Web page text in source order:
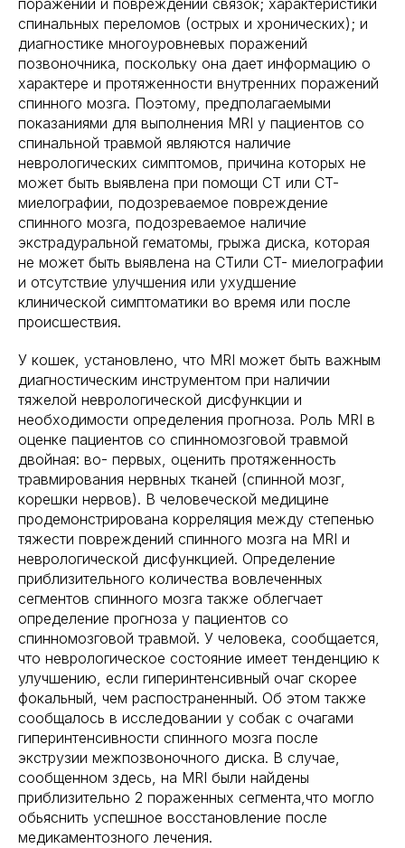
поражений и повреждений связок; характеристики
спинальных переломов (острых и хронических); и
диагностике многоуровневых поражений
позвоночника, поскольку она дает информацию о
характере и протяженности внутренних поражений
спинного мозга. Поэтому, предполагаемыми
показаниями для выполнения MRI у пациентов со
спинальной травмой являются наличие
неврологических симптомов, причина которых не
может быть выявлена при помощи CT или CT-
миелографии, подозреваемое повреждение
спинного мозга, подозреваемое наличие
экстрадуральной гематомы, грыжа диска, которая
не может быть выявлена на CTили CT- миелографии
и отсутствие улучшения или ухудшение
клинической симптоматики во время или после
происшествия.
У кошек, установлено, что MRI может быть важным
диагностическим инструментом при наличии
тяжелой неврологической дисфункции и
необходимости определения прогноза. Роль MRI в
оценке пациентов со спинномозговой травмой
двойная: во- первых, оценить протяженность
травмирования нервных тканей (спинной мозг,
корешки нервов). В человеческой медицине
продемонстрирована корреляция между степенью
тяжести повреждений спинного мозга на MRI и
неврологической дисфункцией. Определение
приблизительного количества вовлеченных
сегментов спинного мозга также облегчает
определение прогноза у пациентов со
спинномозговой травмой. У человека, сообщается,
что неврологическое состояние имеет тенденцию к
улучшению, если гиперинтенсивный очаг скорее
фокальный, чем распостраненный. Об этом также
сообщалось в исследовании у собак с очагами
гиперинтенсивности спинного мозга после
экструзии межпозвоночного диска. В случае,
сообщенном здесь, на MRI были найдены
приблизительно 2 пораженных сегмента,что могло
обьяснить успешное восстановление после
медикаментозного лечения.